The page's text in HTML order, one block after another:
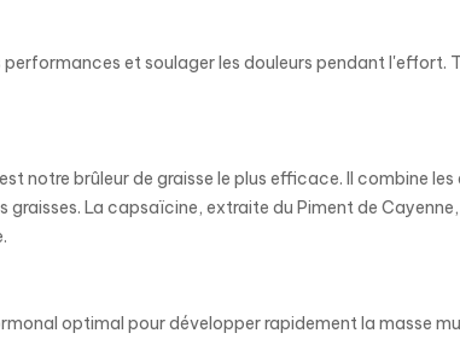
et soulager les douleurs pendant l'effort.
notre brûleur de graisse le plus efficace. Il combine
La capsaïcine, extraite du Piment de
optimal pour développer rapidement la masse